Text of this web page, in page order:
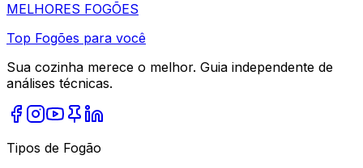
MELHORES FOGÕES
Top Fogões para você
Sua cozinha merece o melhor. Guia independente de
análises técnicas.
Tipos de Fogão